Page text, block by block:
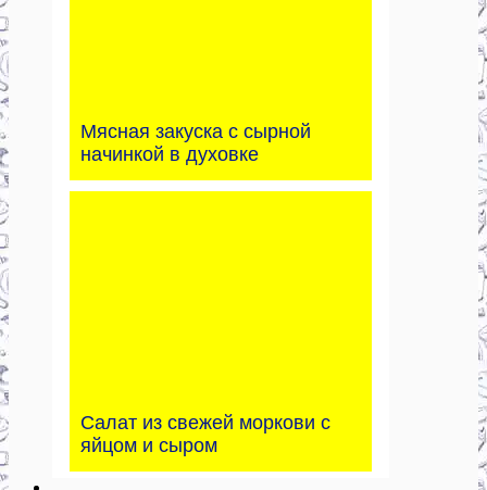
Мясная закуска с сырной
начинкой в духовке
Салат из свежей моркови с
яйцом и сыром